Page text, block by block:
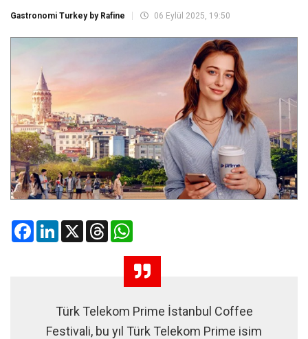
Gastronomi Turkey by Rafine 06 Eylül 2025, 19:50
FacebookLinkedIn
X Threads
Türk Telekom Prime İstanbul Coffee
Festivali, bu yıl Türk Telekom Prime isim